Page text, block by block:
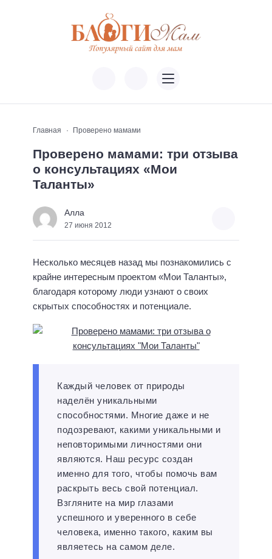
Главная Проверено мамами
Проверено мамами: три отзыва
о консультациях «Мои
Таланты»
Алла
27 июня 2012
Несколько месяцев назад мы познакомились с
крайне интересным проектом «Мои Таланты»,
благодаря которому люди узнают о своих
скрытых способностях и потенциале.
Каждый человек от природы
наделён уникальными
способностями. Многие даже и не
подозревают, какими уникальными и
неповторимыми личностями они
являются. Наш ресурс создан
именно для того, чтобы помочь вам
раскрыть весь свой потенциал.
Взгляните на мир глазами
успешного и уверенного в себе
человека, именно такого, каким вы
являетесь на самом деле.